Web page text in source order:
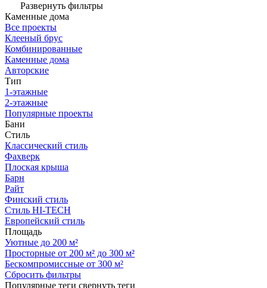
Развернуть фильтры
Каменные дома
Все проекты
Клееный брус
Комбинированные
Каменные дома
Авторские
Тип
1-этажные
2-этажные
Популярные проекты
Бани
Стиль
Классический стиль
Фахверк
Плоская крыша
Барн
Райт
Финский стиль
Стиль HI-TECH
Европейский стиль
Площадь
Уютные до 200 м²
Просторные от 200 м² до 300 м²
Бескомпромиссные от 300 м²
Сбросить фильтры
Популярные теги свернуть теги